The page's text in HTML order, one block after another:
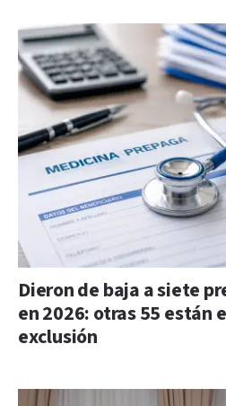
Dieron de baja a siete
en 2026: otras 55 están
exclusión